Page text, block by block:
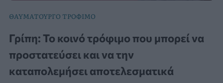
ΘΑΥΜΑΤΟΥΡΓΟ ΤΡΟΦΙΜΟ
Γρίπη: Το κοινό τρόφιμο που μπορεί να
προστατεύσει και να την
καταπολεμήσει αποτελεσματικά